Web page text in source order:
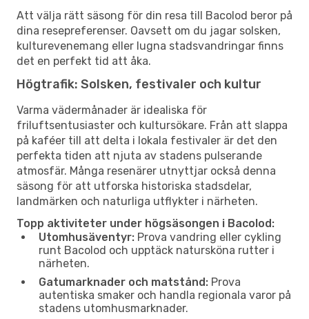
Att välja rätt säsong för din resa till Bacolod beror på
dina resepreferenser. Oavsett om du jagar solsken,
kulturevenemang eller lugna stadsvandringar finns
det en perfekt tid att åka.
Högtrafik: Solsken, festivaler och kultur
Varma vädermånader är idealiska för
friluftsentusiaster och kultursökare. Från att slappa
på kaféer till att delta i lokala festivaler är det den
perfekta tiden att njuta av stadens pulserande
atmosfär. Många resenärer utnyttjar också denna
säsong för att utforska historiska stadsdelar,
landmärken och naturliga utflykter i närheten.
Topp aktiviteter under högsäsongen i Bacolod:
Utomhusäventyr: Prova vandring eller cykling
runt Bacolod och upptäck natursköna rutter i
närheten.
Gatumarknader och matstånd: Prova
autentiska smaker och handla regionala varor på
stadens utomhusmarknader.